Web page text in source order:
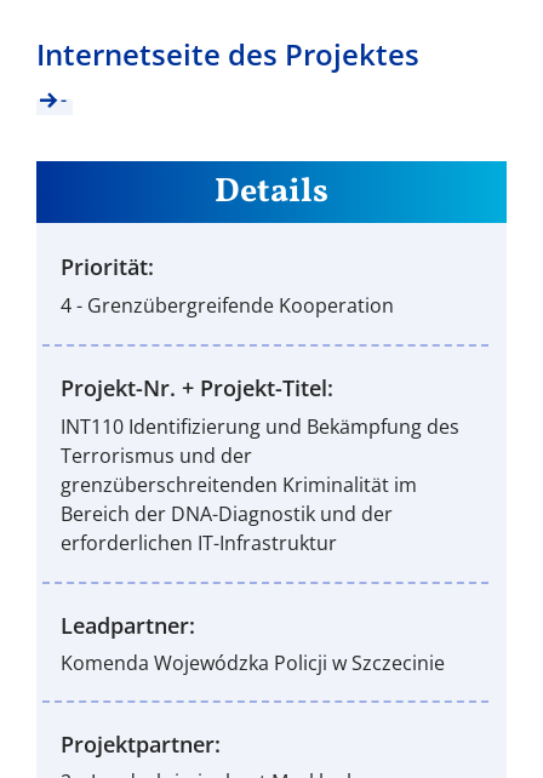
Internetseite des Projektes
-
Details
Priorität:
4 - Grenzübergreifende Kooperation
Projekt-Nr. + Projekt-Titel:
INT110 Identifizierung und Bekämpfung des
Terrorismus und der
grenzüberschreitenden Kriminalität im
Bereich der DNA-Diagnostik und der
erforderlichen IT-Infrastruktur
Leadpartner:
Komenda Wojewódzka Policji w Szczecinie
Projektpartner: